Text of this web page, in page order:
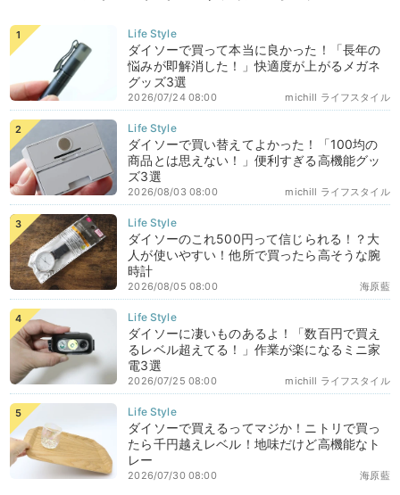
ダイソーで買って本当に良かった！「長年の
悩みが即解消した！」快適度が上がるメガネ
グッズ3選
michill ライフスタイル
2026/07/24 08:00
ダイソーで買い替えてよかった！「100均の
商品とは思えない！」便利すぎる高機能グッ
ズ3選
michill ライフスタイル
2026/08/03 08:00
ダイソーのこれ500円って信じられる！？大
人が使いやすい！他所で買ったら高そうな腕
時計
海原藍
2026/08/05 08:00
ダイソーに凄いものあるよ！「数百円で買え
るレベル超えてる！」作業が楽になるミニ家
電3選
michill ライフスタイル
2026/07/25 08:00
ダイソーで買えるってマジか！ニトリで買っ
たら千円越えレベル！地味だけど高機能なト
レー
海原藍
2026/07/30 08:00